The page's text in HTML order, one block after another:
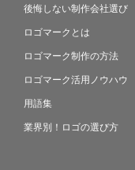
後悔しない制作会社選び
ロゴマークとは
ロゴマーク制作の方法
ロゴマーク活用ノウハウ
用語集
業界別！ロゴの選び方